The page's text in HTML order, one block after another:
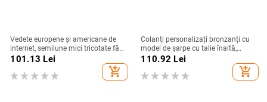
Vedete europene și americane de
internet, semilune mici tricotate fără
cusături, pantaloni de yoga care
ridică șoldurile, absorb umezeala,
pantaloni de fitness sport, sexy,
101.13 Lei
add_shopping_cart
Colanți personalizați bronzanți cu
model de șarpe cu talie înaltă,
model nou, producători en-gros,
strâmți, sexy, cu elasticitate ridicată,
din Europa și Statele Unite
110.92 Lei
add_shopping_cart